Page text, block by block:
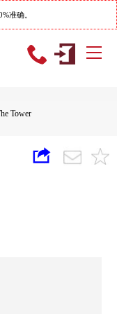
准确。
Tower